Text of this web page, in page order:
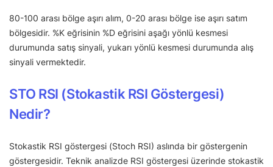
80-100 arası bölge aşırı alım, 0-20 arası bölge ise aşırı satım
bölgesidir. %K eğrisinin %D eğrisini aşağı yönlü kesmesi
durumunda satış sinyali, yukarı yönlü kesmesi durumunda alış
sinyali vermektedir.
STO RSI (Stokastik RSI Göstergesi)
Nedir?
Stokastik RSI göstergesi (Stoch RSI) aslında bir göstergenin
göstergesidir. Teknik analizde RSI göstergesi üzerinde stokastik